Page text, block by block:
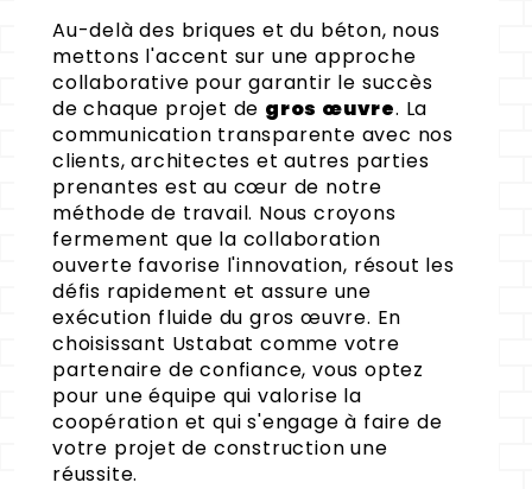
Au-delà des briques et du béton, nous
mettons l'accent sur une approche
collaborative pour garantir le succès
de chaque projet de gros œuvre. La
communication transparente avec nos
clients, architectes et autres parties
prenantes est au cœur de notre
méthode de travail. Nous croyons
fermement que la collaboration
ouverte favorise l'innovation, résout les
défis rapidement et assure une
exécution fluide du gros œuvre. En
choisissant Ustabat comme votre
partenaire de confiance, vous optez
pour une équipe qui valorise la
coopération et qui s'engage à faire de
votre projet de construction une
réussite.